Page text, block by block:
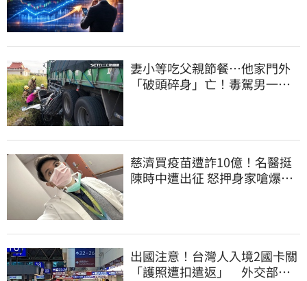
妻小等吃父親節餐⋯他家門外
「破頭碎身」亡！毒駕男一路
慈濟買疫苗遭詐10億！名醫挺
陳時中遭出征 怒押身家嗆爆藍
出國注意！台灣人入境2國卡關
「護照遭扣遣返」 外交部證